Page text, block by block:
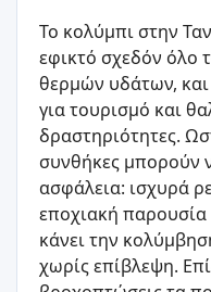
Το κολύμπι στην
εφικτό σχεδόν όλο
θερμών υδάτων, και
για τουρισμό και
δραστηριότητες.
συνθήκες μπορούν
ασφάλεια: ισχυρά
εποχιακή
κάνει την
χωρίς επίβλεψη.